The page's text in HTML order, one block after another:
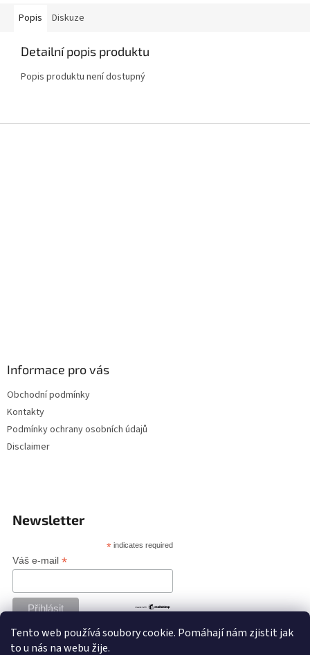
Tento web používá soubory cookie. Pomáhají nám zjistit jak
to u nás na webu žije.
Popis Diskuze
Detailní popis produktu
Popis produktu není dostupný
Informace pro vás
Obchodní podmínky
Kontakty
Podmínky ochrany osobních údajů
Disclaimer
Newsletter
* indicates required
Váš e-mail *